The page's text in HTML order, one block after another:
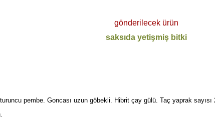
gönderilecek ürün
saksıda yetişmiş bitki
pembe. Goncası uzun göbekli. Hibrit çay gülü. Taç yaprak sayısı